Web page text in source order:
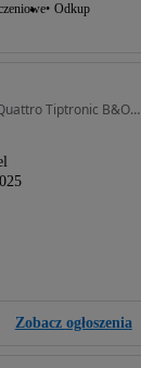
Odkup
2967 cm3 • 344 KM • V6 TDI 347KM Quattro Tiptronic B&O3D MatrixHD Kamera 360 Hak Panorama
Zobacz ogłoszenia